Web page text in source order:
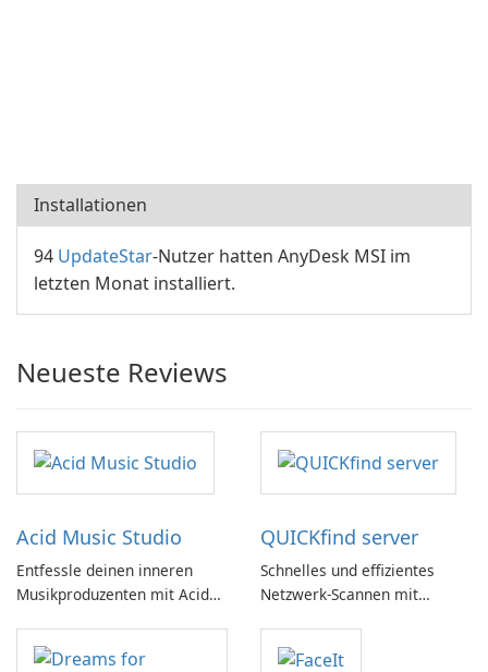
Installationen
94 UpdateStar-Nutzer hatten AnyDesk MSI im
letzten Monat installiert.
Neueste Reviews
Acid Music Studio
Entfessle deinen inneren
Musikproduzenten mit Acid
QUICKfind server
Schnelles und effizientes
Netzwerk-Scannen mit